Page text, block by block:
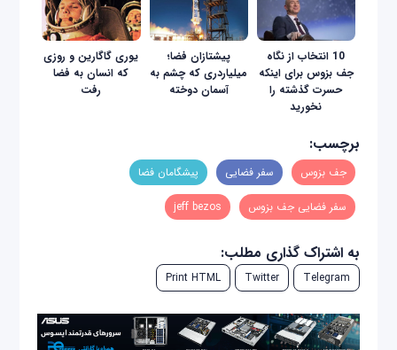
10 انتخاب از نگاه
جف بزوس برای اینکه
حسرت گذشته را
نخورید
پیشتازان فضا؛
میلیاردری که چشم به
آسمان دوخته
یوری گاگارین و روزی
که انسان به فضا
رفت
برچسب:
جف بزوس سفر فضایی پیشگامان فضا
سفر فضایی جف بزوس jeff bezos
به اشتراک گذاری مطلب:
Telegram
Twitter
Print HTML